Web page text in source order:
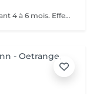
Des sourcils naturellement parfaits pendant 4 à 6 mois. Effet maquillé léger et élégant, sans engagement lourd. Idéal pour sublimer le regard en toute simplicité.